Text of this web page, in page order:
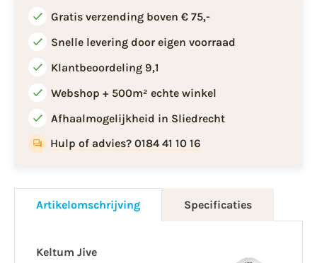
Gratis verzending boven € 75,-
Snelle levering door eigen voorraad
Klantbeoordeling 9,1
Webshop + 500m² echte winkel
Afhaalmogelijkheid in Sliedrecht
Hulp of advies? 0184 41 10 16
Artikelomschrijving Specificaties
Keltum Jive